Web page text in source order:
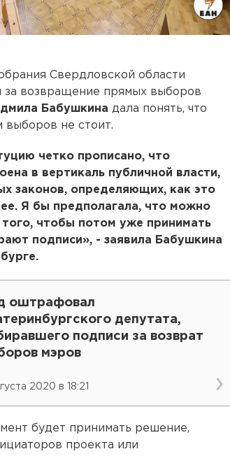
Свердловской области
за возвращение прямых выборов
Бабушкина дала понять, что
выборов не стоит.
четко прописано, что
в вертикаль публичной власти,
законов, определяющих, как это
Я бы предполагала, что можно
чтобы потом уже принимать
подписи», - заявила Бабушкина
оштрафовал
депутата,
подписи за возврат
мэров
2020 в 18:21
будет принимать решение,
проекта или